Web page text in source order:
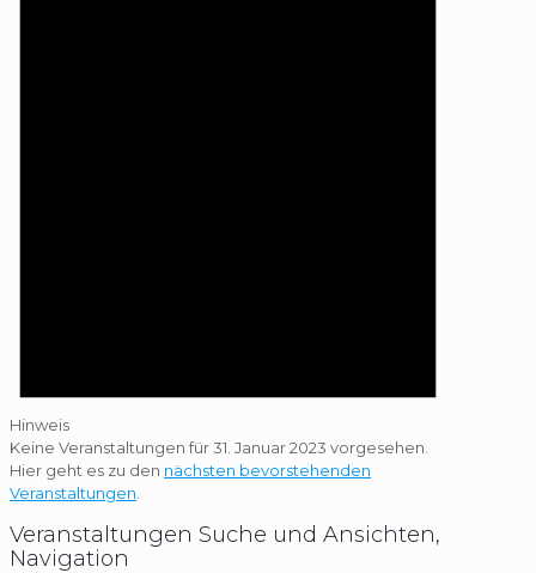
Hinweis
Keine Veranstaltungen für 31. Januar 2023 vorgesehen.
Hier geht es zu den nächsten bevorstehenden
Veranstaltungen
Veranstaltungen Suche und Ansichten,
Navigation